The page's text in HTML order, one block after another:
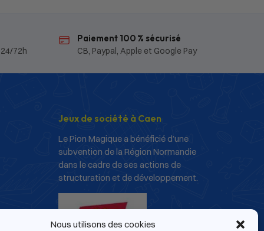
Nous utilisons des cookies
72h
Paiement 100 % sécurisé
CB, Paypal, Apple et Google Pay
Jeux de société à Caen
Le Pion Magique a bénéficié d’une
subvention de la Région Normandie
dans le cadre de ses actions de
structuration et de développement.